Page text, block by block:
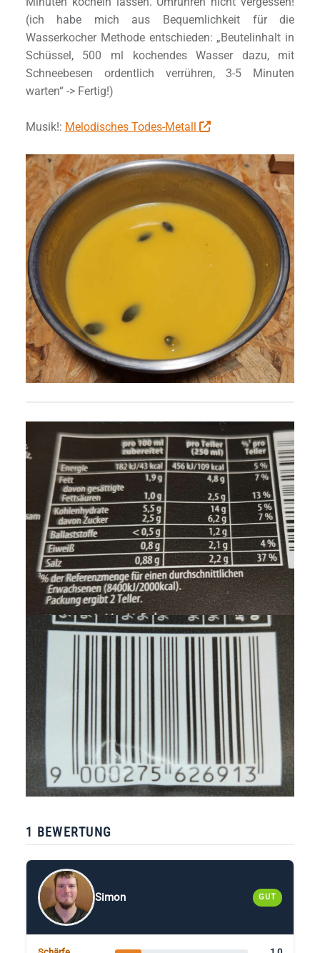
(ich habe mich aus Bequemlichkeit für die
Wasserkocher Methode entschieden: „Beutelinhalt in
Schüssel, 500 ml kochendes Wasser dazu, mit
Schneebesen ordentlich verrühren, 3-5 Minuten
warten“ -> Fertig!)
Musik!: Melodisches Todes-Metall
1 BEWERTUNG
Simon GUT